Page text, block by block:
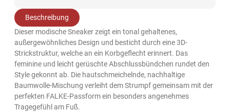
Beschreibung
Dieser modische Sneaker zeigt ein tonal gehaltenes,
außergewöhnliches Design und besticht durch eine 3D-
Strickstruktur, welche an ein Korbgeflecht erinnert. Das
feminine und leicht gerüschte Abschlussbündchen rundet den
Style gekonnt ab. Die hautschmeichelnde, nachhaltige
Baumwolle-Mischung verleiht dem Strumpf gemeinsam mit der
perfekten FALKE-Passform ein besonders angenehmes
Tragegefühl am Fuß.